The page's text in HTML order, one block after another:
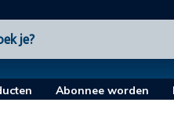
Abonnee worden